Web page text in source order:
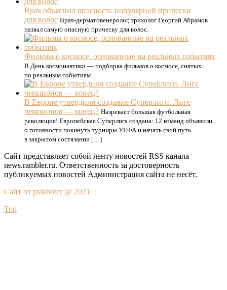
Врач объяснил опасность популярной прически
для волос Врач-дерматовенеролог, трихолог Георгий Абрамов
назвал самую опасную прическу для волос.
Фильмы о космосе, основанные на реальных событиях
В День космонавтики — подборка фильмов о космосе, снятых
по реальным событиям.
В Европе утвердили создание Суперлиги. Лиге
чемпионов — конец? Назревает большая футбольная
революция! Европейская Суперлига создана: 12 команд объявили
о готовности покинуть турниры УЕФА и начать свой путь
в закрытом состязании […]
Сайт представляет собой ленту новостей RSS канала
news.rambler.ru. Ответственность за достоверность
публикуемых новостей Администрация сайта не несёт.
Сайт от psikhoter @ 2021
Top